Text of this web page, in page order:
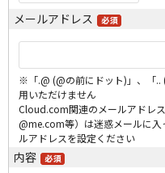
メールアドレス
※「.@ (@の前にドット)」、「..
用いただけません
Cloud.com関連のメールアドレ
@me.com等）は迷惑メールに
ルアドレスを設定ください
内容